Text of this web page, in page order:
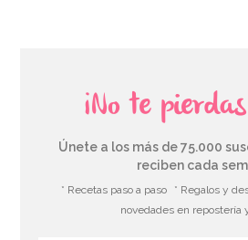
¡No te
Únete a los más de 75.000
reciben cada
* Recetas paso a paso * Regalos y
novedades en repostería